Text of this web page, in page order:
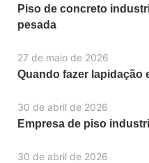
Piso de concreto
pesada
27 de maio de 2026
Quando fazer lapidação
30 de abril de 2026
Empresa de piso
30 de abril de 2026